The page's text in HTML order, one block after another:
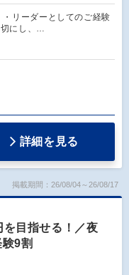
・リーダーとしてのご経験
切にし、…
詳細を見る
掲載期間：26/08/04～26/08/17
目指せる！／夜
9割